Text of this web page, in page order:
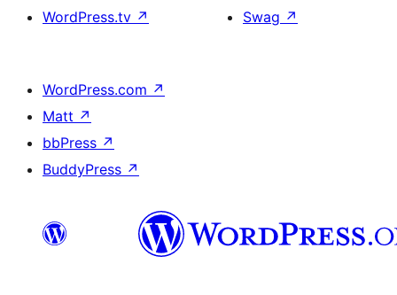
WordPress.tv ↗
Swag ↗
WordPress.com ↗
Matt ↗
bbPress ↗
BuddyPress ↗